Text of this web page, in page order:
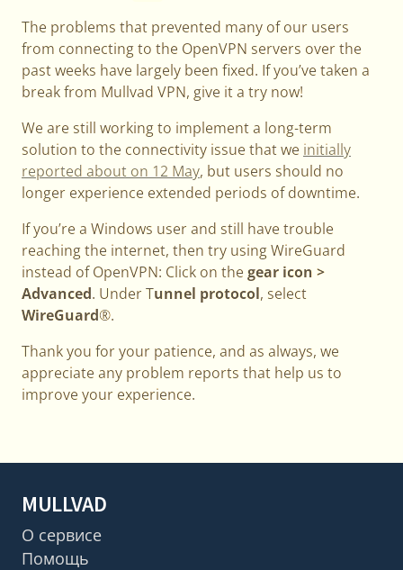
The problems that prevented many of our users
from connecting to the OpenVPN servers over the
past weeks have largely been fixed. If you’ve taken a
break from Mullvad VPN, give it a try now!
We are still working to implement a long-term
solution to the connectivity issue that we initially
reported about on 12 May, but users should no
longer experience extended periods of downtime.
If you’re a Windows user and still have trouble
reaching the internet, then try using WireGuard
instead of OpenVPN: Click on thegear icon >
Advanced. Under Tunnel protocol, select
WireGuard®.
Thank you for your patience, and as always, we
appreciate any problem reports that help us to
improve your experience.
MULLVAD
О сервисе
Помощь